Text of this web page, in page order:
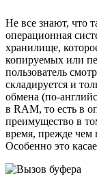
Не все знают, что
операционная
хранилище,
копируемых или
пользователь
складируется и
обмена (по-
в RAM, то есть в
преимущество в
время, прежде чем
Особенно это